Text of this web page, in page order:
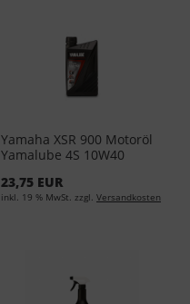
Yamaha XSR 900 Motoröl
Yamalube 4S 10W40
(EUR 17,95/L)
23,75 EUR
inkl. 19 % MwSt. zzgl. Versandkosten